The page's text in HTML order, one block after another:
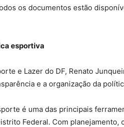
os documentos estão
esportiva
e Lazer do DF, Renato
e a organização da
é uma das principais
Federal. Com